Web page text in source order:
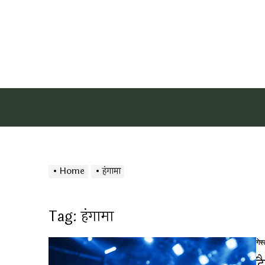
Home हंगामा
Tag:हंगामा
in